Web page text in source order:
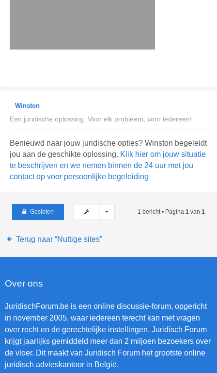
Winston
Een juridische oplossing. Voor elk probleem, voor iedereen!
Benieuwd naar jouw juridische opties? Winston begeleidt
jou aan de geschikte oplossing. Klik hier om jouw situatie
te beschrijven en we nemen binnen de 24 uur met jou
contact op voor persoonlijke begeleiding
Gesloten 1 bericht • Pagina 1 van 1
Terug naar “Nuttige sites”
Over ons
JuridischForum.be is een online discussie-forum, opgericht
in november 2005, waar iedereen terecht kan met vragen
over recht en de gerechtelijke instellingen. Juridisch Forum
krijgt jaarlijks gemiddeld meer dan 2 miljoen bezoekers over
de vloer. Dit maakt van Juridisch Forum het grootste online
juridisch advieskantoor in België.